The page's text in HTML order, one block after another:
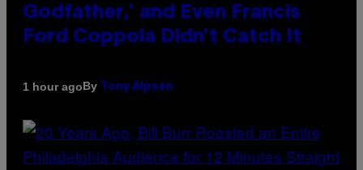
Godfather,’ and Even Francis
Ford Coppola Didn’t Catch It
1 hour agoBy Tony Alpsen